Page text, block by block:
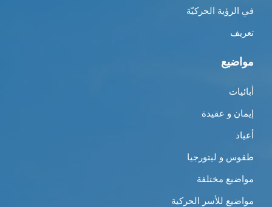
في الرؤية الحركيّة
تعريف
مواضيع
أبائيات
إيمان و عقيدة
أعياد
طقوس و ليتورجيا
مواضيع مختلفة
مواضيع للأسر الحركية